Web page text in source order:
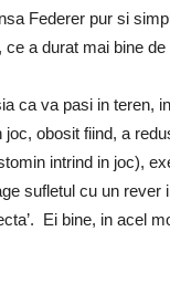
Federer pur si
ce a durat mai bine
ca va pasi in teren,
obosit fiind, a
intrind in joc),
sufletul cu un rever
Ei bine, in acel